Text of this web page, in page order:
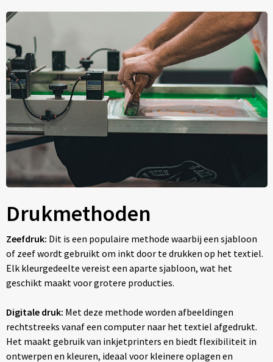
Drukmethoden
Zeefdruk: Dit is een populaire methode waarbij een sjabloon
of zeef wordt gebruikt om inkt door te drukken op het textiel.
Elk kleurgedeelte vereist een aparte sjabloon, wat het
geschikt maakt voor grotere producties.
Digitale druk: Met deze methode worden afbeeldingen
rechtstreeks vanaf een computer naar het textiel afgedrukt.
Het maakt gebruik van inkjetprinters en biedt flexibiliteit in
ontwerpen en kleuren, ideaal voor kleinere oplagen en